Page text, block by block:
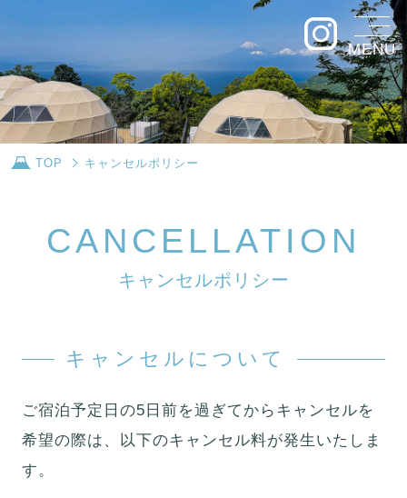
MENU
TOP キャンセルポリシー
CAN C E L LATI O N
キ ャ ンセルポ リ シー
キャンセルについて
ご宿泊予定日の5日前を過ぎてからキャンセルを
希望の際は、以下のキャンセル料が発生いたしま
す。